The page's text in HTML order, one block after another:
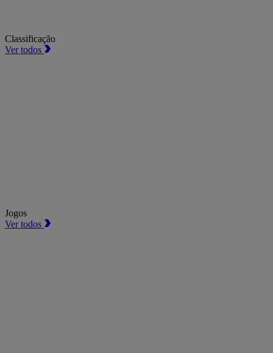
Classificação
Ver todos
Jogos
Ver todos